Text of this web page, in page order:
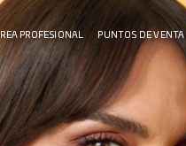
PROFESIONAL PUNTOS DE VENTA